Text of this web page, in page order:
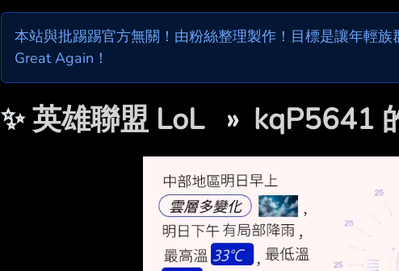
本站與批踢踢官方無關！由粉絲整理製作！目標是讓年輕
Great Again！
✨英雄聯盟 LoL » kqP5641